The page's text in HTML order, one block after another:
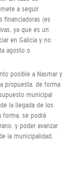
a seguir
financiadoras (es
ya que es un
en Galicia y no
agosto o
posible a Nasmar y
propuesta, de forma
municipal
la llegada de los
forma, se podrá
y poder avanzar
la municipalidad.